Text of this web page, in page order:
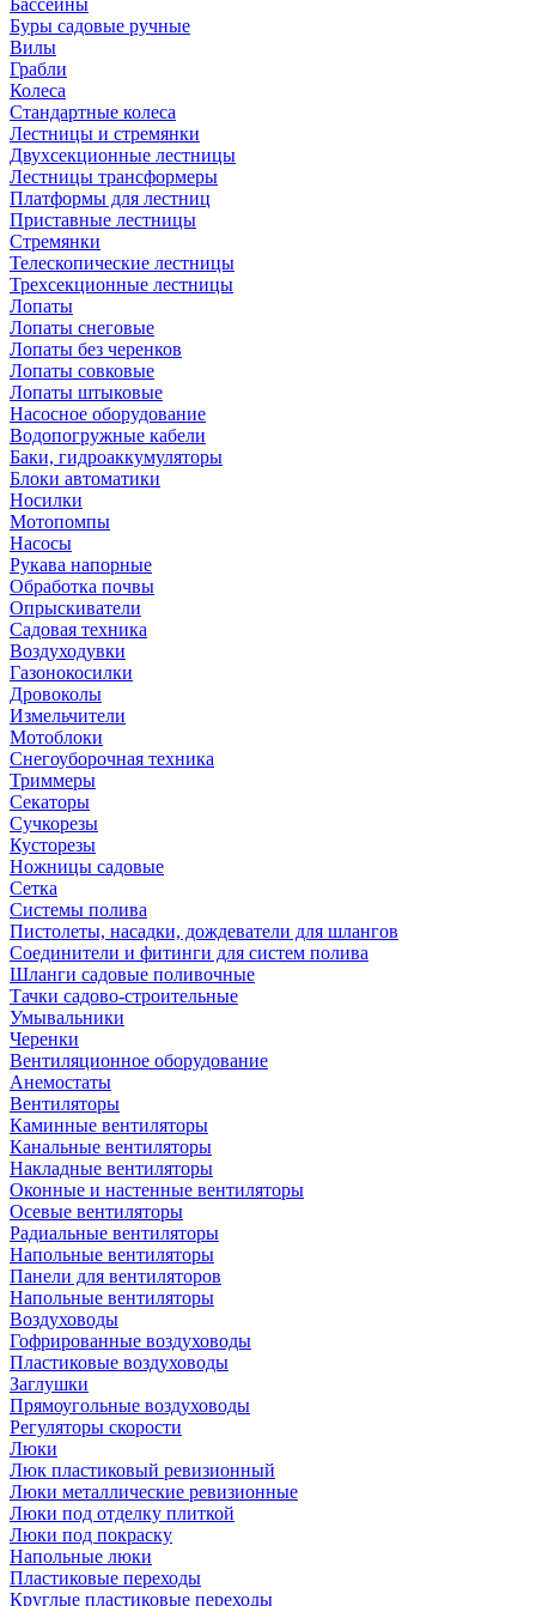
Бассейны
Буры садовые ручные
Вилы
Грабли
Колеса
Стандартные колеса
Лестницы и стремянки
Двухсекционные лестницы
Лестницы трансформеры
Платформы для лестниц
Приставные лестницы
Стремянки
Телескопические лестницы
Трехсекционные лестницы
Лопаты
Лопаты снеговые
Лопаты без черенков
Лопаты совковые
Лопаты штыковые
Насосное оборудование
Водопогружные кабели
Баки, гидроаккумуляторы
Блоки автоматики
Носилки
Мотопомпы
Насосы
Рукава напорные
Обработка почвы
Опрыскиватели
Садовая техника
Воздуходувки
Газонокосилки
Дровоколы
Измельчители
Мотоблоки
Снегоуборочная техника
Триммеры
Секаторы
Сучкорезы
Кусторезы
Ножницы садовые
Сетка
Системы полива
Пистолеты, насадки, дождеватели для шлангов
Соединители и фитинги для систем полива
Шланги садовые поливочные
Тачки садово-строительные
Умывальники
Черенки
Вентиляционное оборудование
Анемостаты
Вентиляторы
Каминные вентиляторы
Канальные вентиляторы
Накладные вентиляторы
Оконные и настенные вентиляторы
Осевые вентиляторы
Радиальные вентиляторы
Напольные вентиляторы
Панели для вентиляторов
Напольные вентиляторы
Воздуховоды
Гофрированные воздуховоды
Пластиковые воздуховоды
Заглушки
Прямоугольные воздуховоды
Регуляторы скорости
Люки
Люк пластиковый ревизионный
Люки металлические ревизионные
Люки под отделку плиткой
Люки под покраску
Напольные люки
Пластиковые переходы
Круглые пластиковые переходы